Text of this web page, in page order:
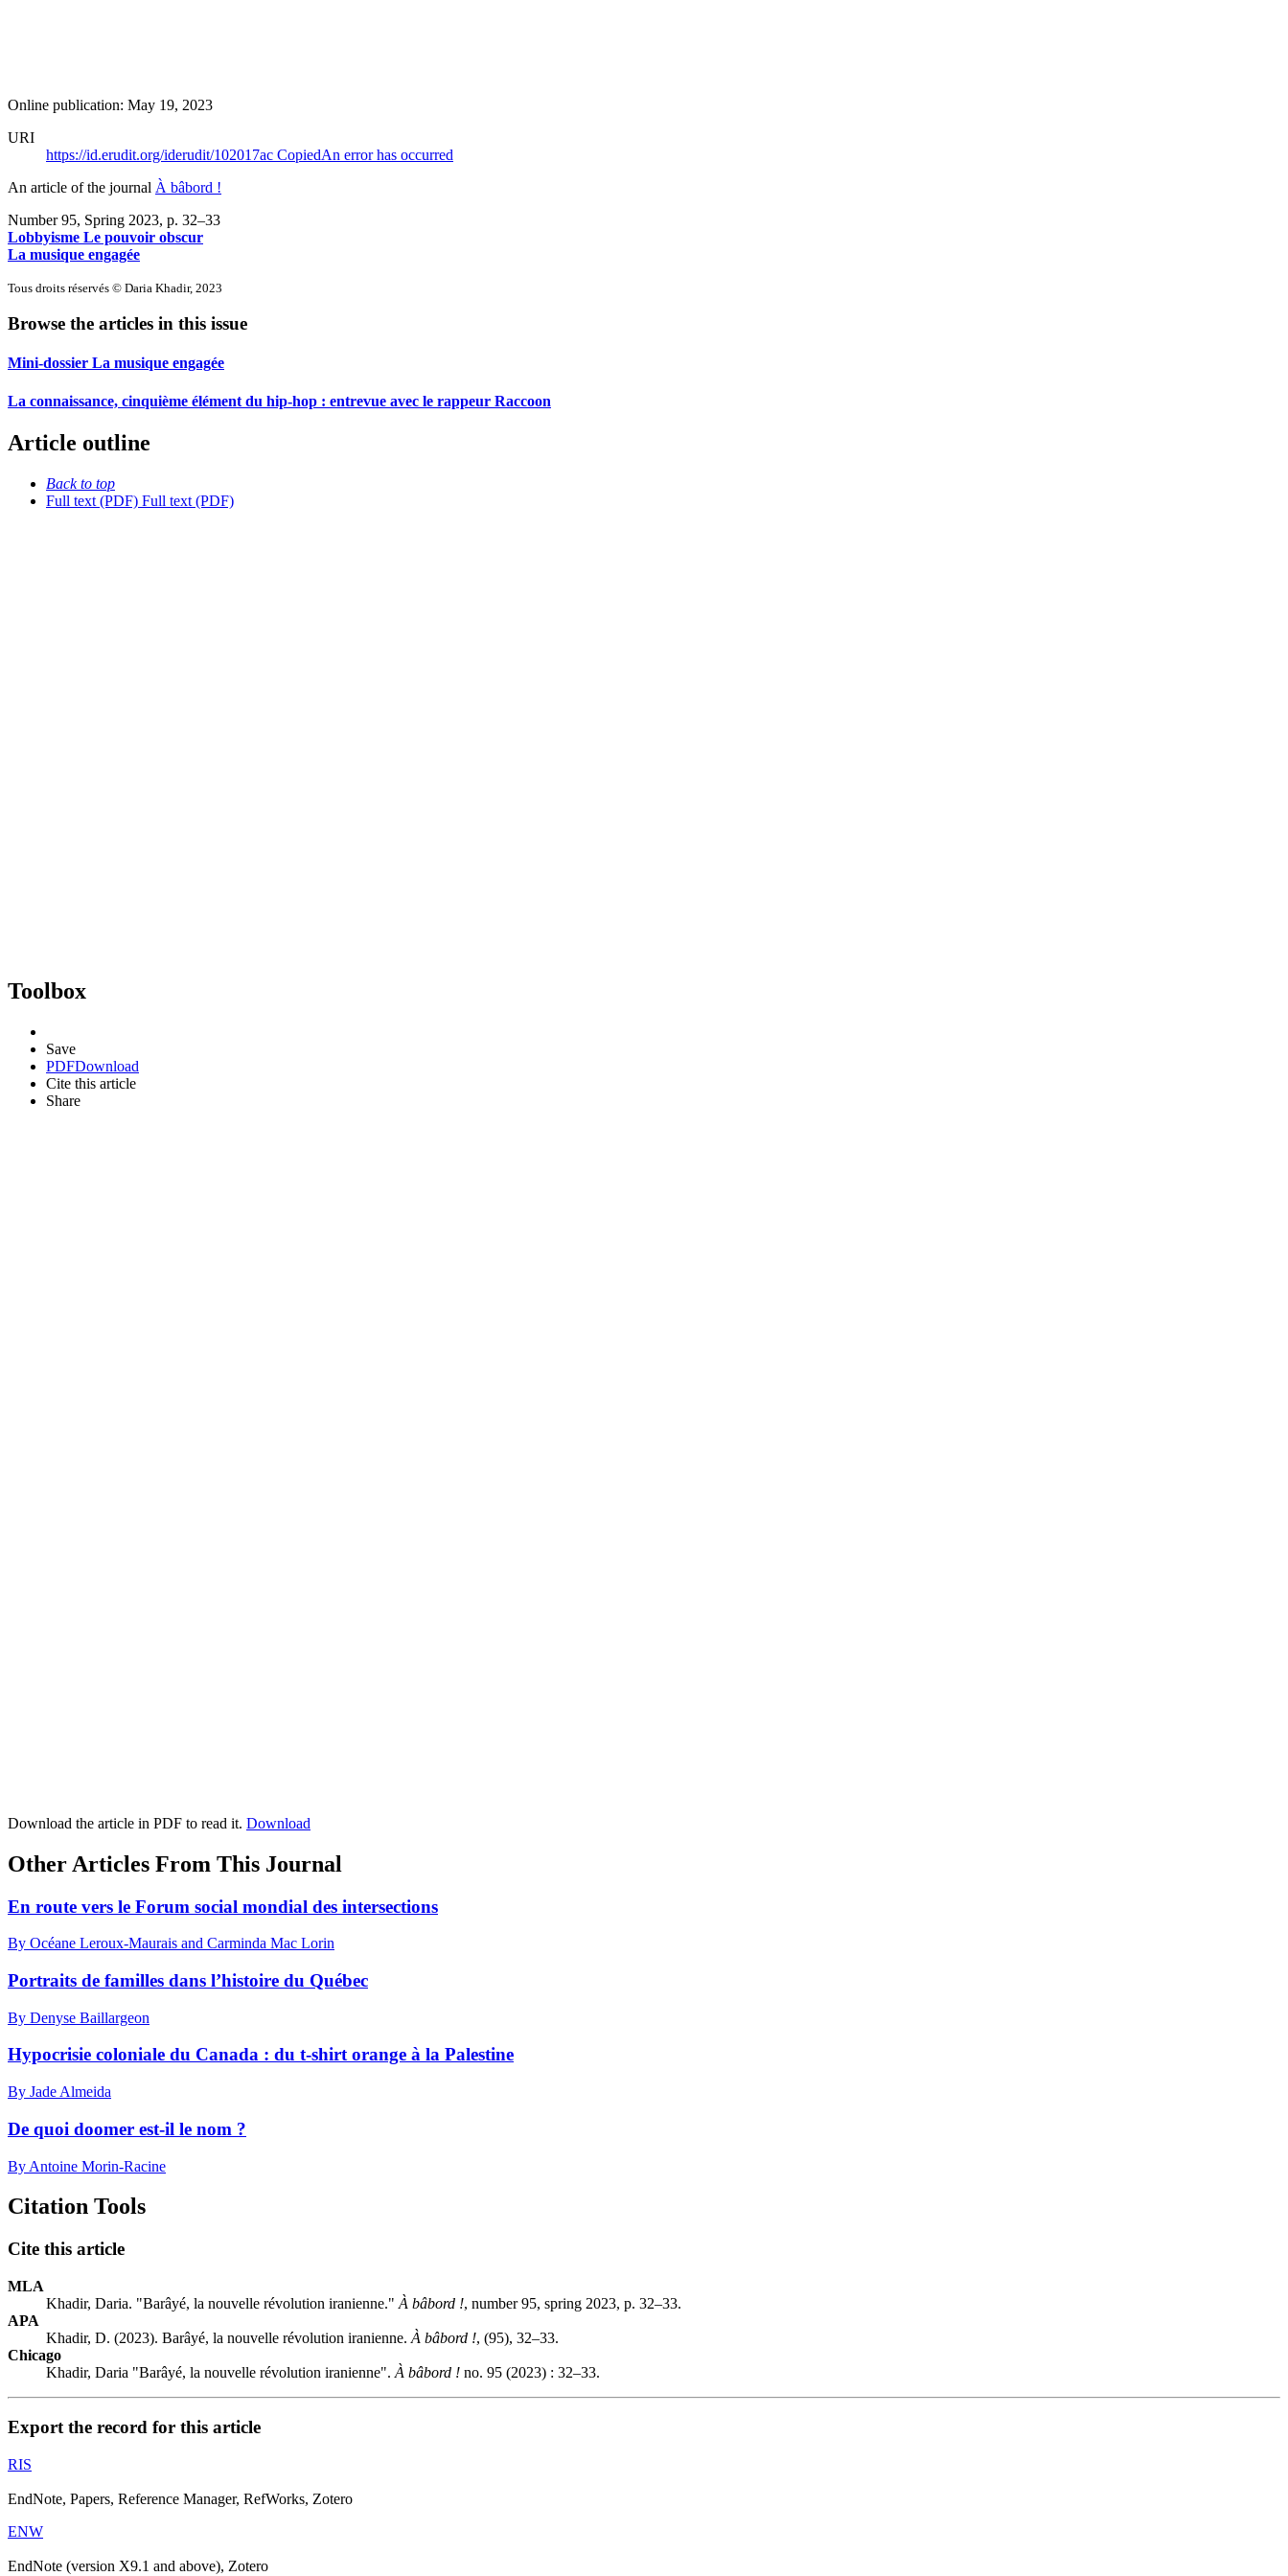
Online publication: May 19, 2023
URI
https://id.erudit.org/iderudit/102017ac CopiedAn error has occurred
An article of the journal À bâbord !
Number 95, Spring 2023, p. 32–33
Lobbyisme Le pouvoir obscur
La musique engagée
Tous droits réservés © Daria Khadir, 2023
Browse the articles in this issue
Mini-dossier La musique engagée
La connaissance, cinquième élément du hip-hop : entrevue avec le rappeur Raccoon
Article outline
Back to top
Full text (PDF) Full text (PDF)
Toolbox
Save
PDFDownload
Cite this article
Share
Download the article in PDF to read it. Download
Other Articles From This Journal
En route vers le Forum social mondial des intersections
By Océane Leroux-Maurais and Carminda Mac Lorin
Portraits de familles dans l’histoire du Québec
By Denyse Baillargeon
Hypocrisie coloniale du Canada : du t-shirt orange à la Palestine
By Jade Almeida
De quoi doomer est-il le nom ?
By Antoine Morin-Racine
Citation Tools
Cite this article
MLA
Khadir, Daria. "Barâyé, la nouvelle révolution iranienne." À bâbord !, number 95, spring 2023, p. 32–33.
APA
Khadir, D. (2023). Barâyé, la nouvelle révolution iranienne. À bâbord !, (95), 32–33.
Chicago
Khadir, Daria "Barâyé, la nouvelle révolution iranienne". À bâbord ! no. 95 (2023) : 32–33.
Export the record for this article
RIS
EndNote, Papers, Reference Manager, RefWorks, Zotero
ENW
EndNote (version X9.1 and above), Zotero